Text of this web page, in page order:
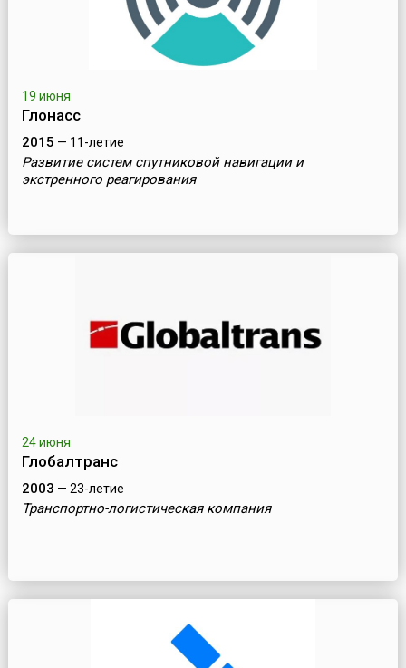
19 июня
Глонасс
2015 — 11-летие
Развитие систем спутниковой навигации и
экстренного реагирования
24 июня
Глобалтранс
2003 — 23-летие
Транспортно-логистическая компания